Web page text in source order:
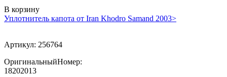
В корзину
Уплотнитель капота от Iran Khodro Samand 2003>
Артикул: 256764
ОригинальныйНомер:
18202013